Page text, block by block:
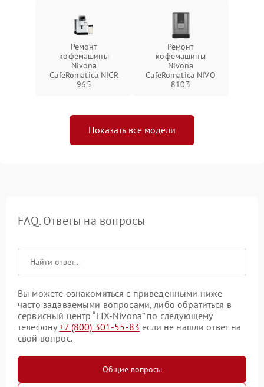
Ремонт
кофемашины
Nivona
CafeRomatica NICR
965
Ремонт
кофемашины
Nivona
CafeRomatica NIVO
8103
Показать все модели
FAQ. Ответы на вопросы
Вы можете ознакомиться с приведенными ниже
часто задаваемыми вопросами, либо обратиться в
сервисный центр “FIX-Nivona” по следующему
телефону+7 (800) 301-55-83 если не нашли ответ на
свой вопрос.
Общие вопросы